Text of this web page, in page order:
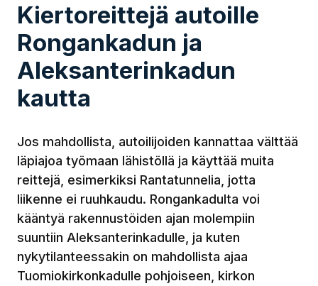
Kiertoreittejä autoille
Rongankadun ja
Aleksanterinkadun
kautta
Jos mahdollista, autoilijoiden kannattaa välttää
läpiajoa työmaan lähistöllä ja käyttää muita
reittejä, esimerkiksi Rantatunnelia, jotta
liikenne ei ruuhkaudu. Rongankadulta voi
kääntyä rakennustöiden ajan molempiin
suuntiin Aleksanterinkadulle, ja kuten
nykytilanteessakin on mahdollista ajaa
Tuomiokirkonkadulle pohjoiseen, kirkon